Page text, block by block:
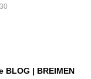
BLOG | BREIMEN